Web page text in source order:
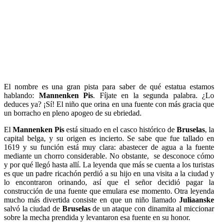
El nombre es una gran pista para saber de qué estatua estamos
hablando: Mannenken Pis. Fíjate en la segunda palabra. ¿Lo
deduces ya? ¡Sí! El niño que orina en una fuente con más gracia que
un borracho en pleno apogeo de su ebriedad.
El Mannenken Pis está situado en el casco histórico de Bruselas, la
capital belga, y su origen es incierto. Se sabe que fue tallado en
1619 y su función está muy clara: abastecer de agua a la fuente
mediante un chorro considerable. No obstante, se desconoce cómo
y por qué llegó hasta allí. La leyenda que más se cuenta a los turistas
es que un padre ricachón perdió a su hijo en una visita a la ciudad y
lo encontraron orinando, así que el señor decidió pagar la
construcción de una fuente que emulara ese momento. Otra leyenda
mucho más divertida consiste en que un niño llamado Juliaanske
salvó la ciudad deBruselasde un ataque con dinamita al miccionar
sobre la mecha prendida y levantaron esa fuente en su honor.